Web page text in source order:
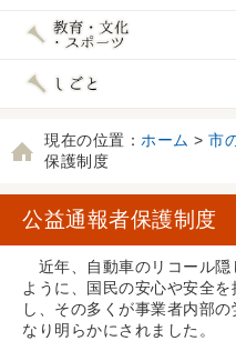
現在の位置： ホーム > 市
保護制度
公益通報者保護制度
近年、自動車のリコール隠
ように、国民の安心や安全
し、その多くが事業者内部
なり明らかにされました。